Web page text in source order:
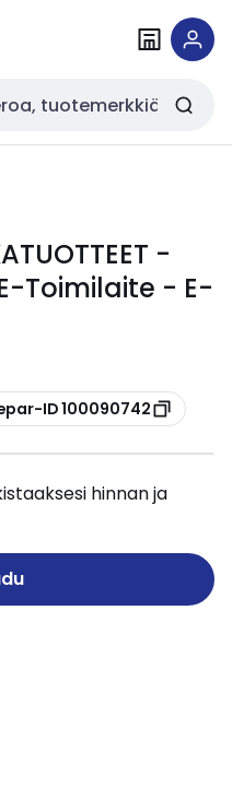
-
Toimilaite - E-
ID 100090742
hinnan ja